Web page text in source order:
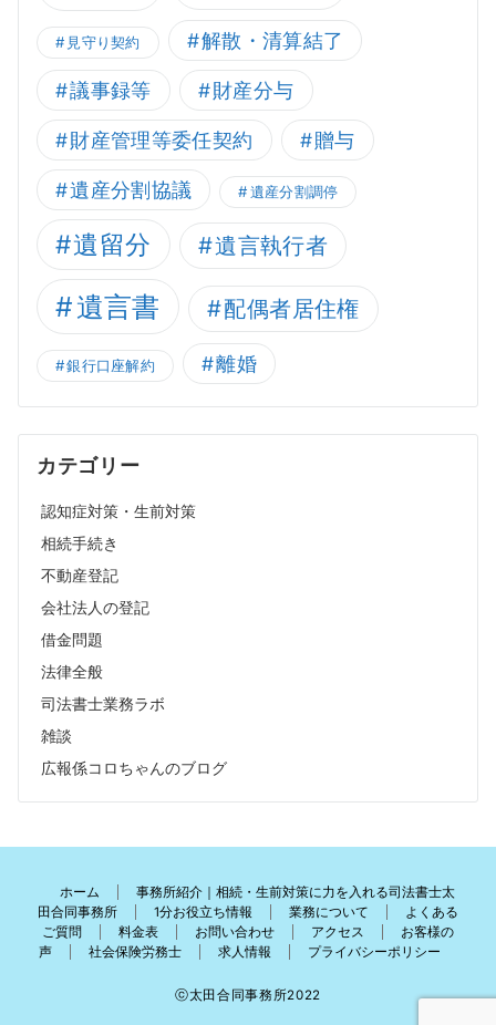
見守り契約 解散・清算結了
議事録等 財産分与
財産管理等委任契約 贈与
遺産分割協議 遺産分割調停
遺留分 遺言執行者
遺言書 配偶者居住権
銀行口座解約 離婚
カテゴリー
認知症対策・生前対策
相続手続き
不動産登記
会社法人の登記
借金問題
法律全般
司法書士業務ラボ
雑談
広報係コロちゃんのブログ
ホーム
事務所紹介｜相続・生前対策に力を入れる司法書士太
田合同事務所
1分お役立ち情報 業務について
よくある
ご質問
料金表 お問い合わせ アクセス
お客様の
声
社会保険労務士 求人情報 プライバシーポリシー
ⓒ太田合同事務所2022